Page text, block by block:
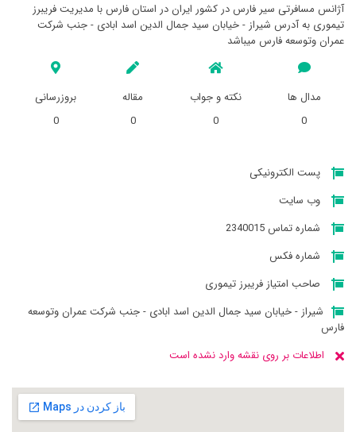
آژانس مسافرتی سير فارس در کشور ایران در استان فارس با مدیریت فریبرز
تیموری به آدرس شیراز - خیابان سید جمال الدین اسد ابادی ‍- جنب شرکت
عمران وتوسعه فارس میباشد
مدال ها
0
نکته و جواب
0
مقاله
0
بروزرسانی
0
پست الکترونیکی
وب سایت
شماره تماس 2340015
شماره فکس
صاحب امتیاز فریبرز تیموری
شیراز - خیابان سید جمال الدین اسد ابادی ‍- جنب شرکت عمران وتوسعه
فارس
اطلاعات بر روی نقشه وارد نشده است